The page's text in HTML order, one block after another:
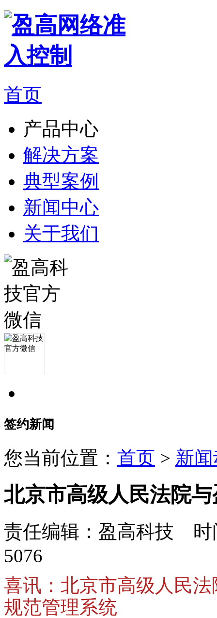
首页
产品中心
解决方案
典型案例
新闻中心
关于我们
签约新闻
您当前位置： 首页 > 新
北京市高级人民法院
责任编辑：盈高科技 时
5076
喜讯：北京市高级人民
规范管理系统